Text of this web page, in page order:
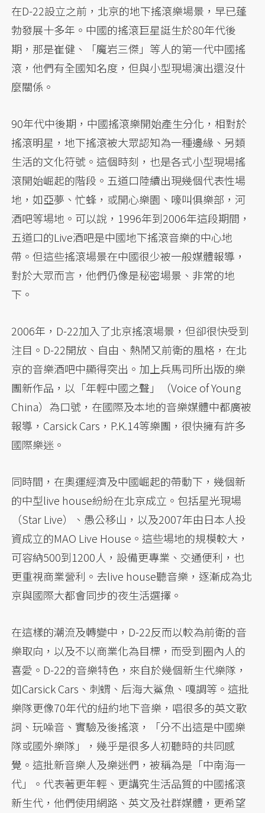
在D-22設立之前，北京的地下搖滾樂場景，早已蓬
勃發展十多年。中國的搖滾巨星誔生於80年代後
期，那是崔健、「魔岩三傑」等人的第一代中國搖
滾，他們有全國知名度，但與小型現場演出還沒什
麼關係。
90年代中後期，中國搖滾樂開始產生分化，相對於
搖滾明星，地下搖滾被大眾認知為一種邊緣、另類
生活的文化符號。這個時刻，也是各式小型現場搖
滾開始崛起的階段。五道口陸續出現幾個代表性場
地，如亞夢、忙蜂，或開心樂園、嚎叫俱樂部，河
酒吧等場地。可以說，1996年到2006年這段期間，
五道口的Live酒吧是中國地下搖滾音樂的中心地
帶。但這些搖滾場景在中國很少被一般媒體報導，
對於大眾而言，他們仍像是秘密場景、非常的地
下。
2006年，D-22加入了北京搖滾場景，但卻很快受到
注目。D-22開放、自由、熱鬧又前衛的風格，在北
京的音樂酒吧中顯得突出。加上兵馬司所出版的樂
團新作品，以「年輕中國之聲」（Voice of Young
China）為口號，在國際及本地的音樂媒體中都廣被
報導，Carsick Cars，P.K.14等樂團，很快擁有許多
國際樂迷。
同時間，在奧運經濟及中國崛起的帶動下，幾個新
的中型live house紛紛在北京成立。包括星光現場
（Star Live）、愚公移山，以及2007年由日本人投
資成立的MAO Live House。這些場地的規模較大，
可容納500到1200人，設備更專業、交通便利，也
更重視商業營利。去live house聽音樂，逐漸成為北
京與國際大都會同步的夜生活選擇。
在這樣的潮流及轉變中，D-22反而以較為前衛的音
樂取向，以及不以商業化為目標，而受到圈內人的
喜愛。D-22的音樂特色，來自於幾個新生代樂隊，
如Carsick Cars、刺蝟、后海大鯊魚、嘎調等。這批
樂隊更像70年代的紐約地下音樂，唱很多的英文歌
詞、玩噪音、實驗及後搖滾，「分不出這是中國樂
隊或國外樂隊」，幾乎是很多人初聽時的共同感
覺。這批新音樂人及樂迷們，被稱為是「中南海一
代」。代表著更年輕、更講究生活品質的中國搖滾
新生代，他們使用網路、英文及社群媒體，更希望